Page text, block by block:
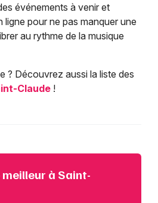
événements à venir et
ligne pour ne pas manquer une
au rythme de la musique
? Découvrez aussi la liste des
Claude !
à Saint-